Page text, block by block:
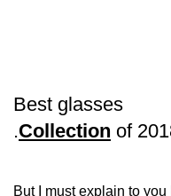
Best glasses
Collection of
But I must explain to